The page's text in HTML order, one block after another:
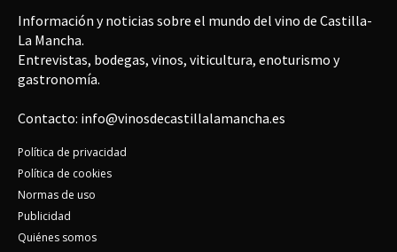
Información y noticias sobre el mundo del vino de Castilla-
La Mancha.
Entrevistas, bodegas, vinos, viticultura, enoturismo y
gastronomía.
Contacto: info@vinosdecastillalamancha.es
Política de privacidad
Política de cookies
Normas de uso
Publicidad
Quiénes somos